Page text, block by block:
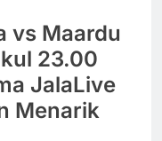
vs Maardu
23.00
JalaLive
Menarik